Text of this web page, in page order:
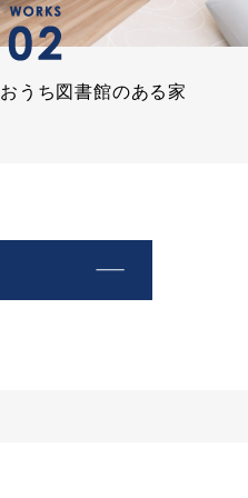
おうち図書館のある家